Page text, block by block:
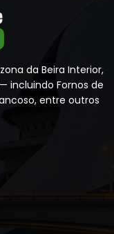
da Beira Interior,
incluindo Fornos de
entre outros